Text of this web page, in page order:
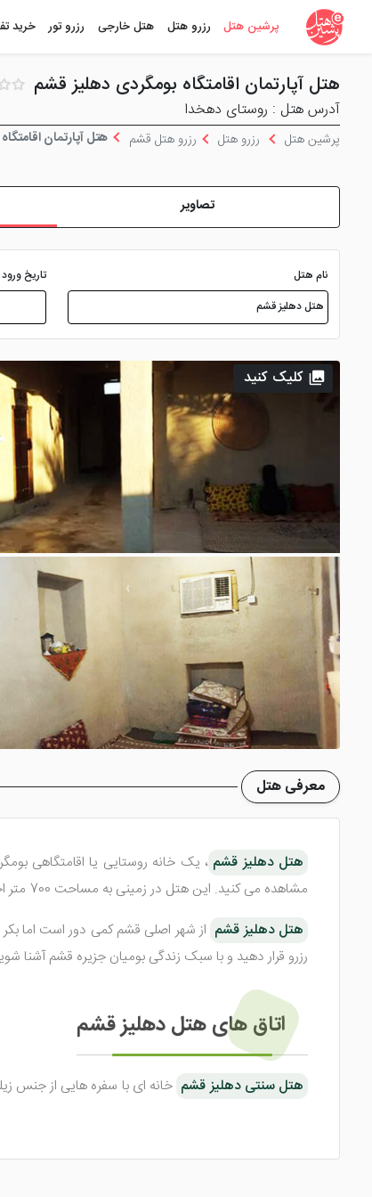
پرشین هتل رزرو هتل هتل خارجی رزرو تور خرید
هتل آپارتمان اقامتگاه بومگردی دهلیز قشم
آدرس هتل : روستای دهخدا
پرشین هتل رزرو هتل رزرو هتل قشم هتل آپارتمان
تصاویر
نام هتل تاریخ ورود
کلیک کنید
معرفی هتل
هتل دهلیز قشم ، یک خانه روستایی یا اقامتگاهی
مشاهده می کنید. این هتل در زمینی به مساحت 700 متر احداث گردیده و زیر بنای آن حدود 200 متر می باشد که در سال 1396 به جهت ارائه بهتر خدمات و واحد های اقامتی، مورد بازسازی قرار گرفته است.
هتل دهلیز قشم از شهر اصلی قشم کمی دور است اما بکر
رزرو قرار دهید و با سبک زندگی بومیان جزیره قشم آشنا
اتاق های هتل دهلیز قشم
هتل سنتی دهلیز قشم خانه ای با سفره هایی از جنس
آن با تشک های سنتی و پذیرایی با غذاهای محلی و بومی و
اقامتگاه بوم گردی دهلیز قشم
دارای 3 واحد